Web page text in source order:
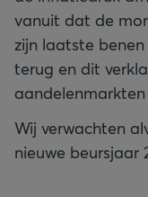
vanuit dat de
zijn laatste
terug en dit
Wij verwachten
nieuwe beursjaar